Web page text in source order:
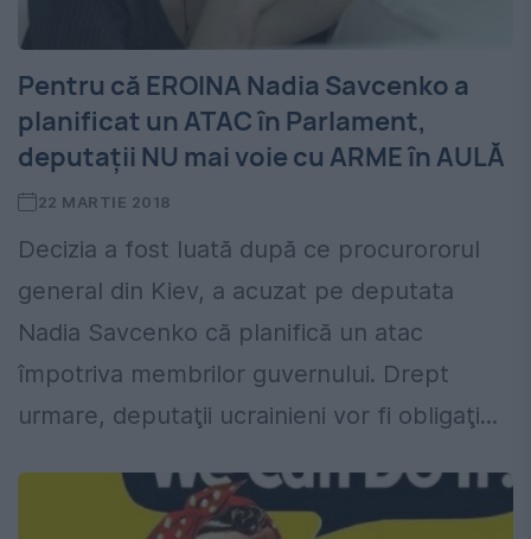
Pentru că EROINA Nadia Savcenko a
planificat un ATAC în Parlament,
deputaţii NU mai voie cu ARME în AULĂ
22 MARTIE 2018
Decizia a fost luată după ce procurororul
general din Kiev, a acuzat pe deputata
Nadia Savcenko că planifică un atac
împotriva membrilor guvernului. Drept
urmare, deputaţii ucrainieni vor fi obligaţi...